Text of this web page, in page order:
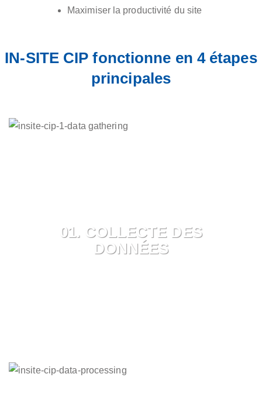
Maximiser la productivité du site
IN-SITE CIP fonctionne en 4 étapes
principales
01. COLLECTE DES
DONNÉES